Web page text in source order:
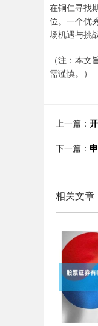
在铜仁寻找
位。一个优
场机遇与挑
（注：本
需谨慎。）
上一篇：
下一篇：
相关文章